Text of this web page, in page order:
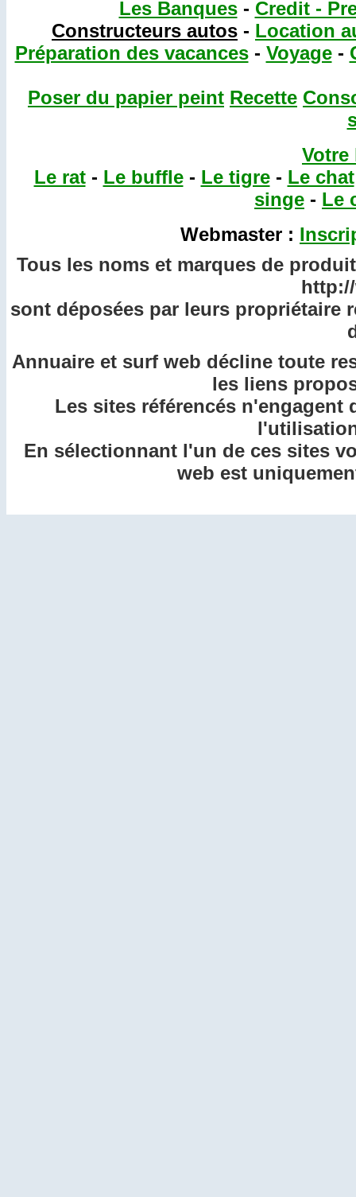
Les Banques- Credit -
Constructeurs autos - Location
Préparation des vacances- Voyage-
Poser du papier peint Recette
Le rat- Le buffle- Le tigre- Le chat
singe - Le
Webmaster :
Tous les noms et marques de
sont déposées par leurs propriétaire
Annuaire et surf web décline toute
les liens
Les sites référencés
En sélectionnant l'un de ces sites
web est